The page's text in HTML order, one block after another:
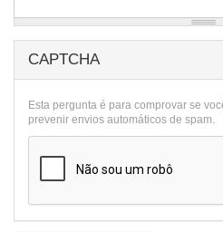
CAPTCHA
Esta pergunta é para comprovar se
prevenir envios automáticos de spam.